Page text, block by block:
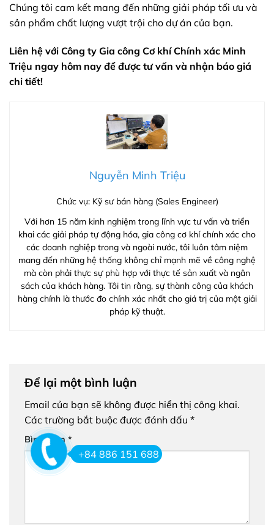
Chúng tôi cam kết mang đến những giải pháp tối ưu và
sản phẩm chất lượng vượt trội cho dự án của bạn.
Liên hệ với Công ty Gia công Cơ khí Chính xác Minh
Triệu ngay hôm nay để được tư vấn và nhận báo giá
chi tiết!
Nguyễn Minh Triệu
Chức vụ: Kỹ sư bán hàng (Sales Engineer)
Với hơn 15 năm kinh nghiệm trong lĩnh vực tư vấn và triển
khai các giải pháp tự động hóa, gia công cơ khí chính xác cho
các doanh nghiệp trong và ngoài nước, tôi luôn tâm niệm
mang đến những hệ thống không chỉ mạnh mẽ về công nghệ
mà còn phải thực sự phù hợp với thực tế sản xuất và ngân
sách của khách hàng. Tôi tin rằng, sự thành công của khách
hàng chính là thước đo chính xác nhất cho giá trị của một giải
pháp kỹ thuật.
Để lại một bình luận
Email của bạn sẽ không được hiển thị công khai.
Các trường bắt buộc được đánh dấu *
Bình luận*
+84 886 151 688